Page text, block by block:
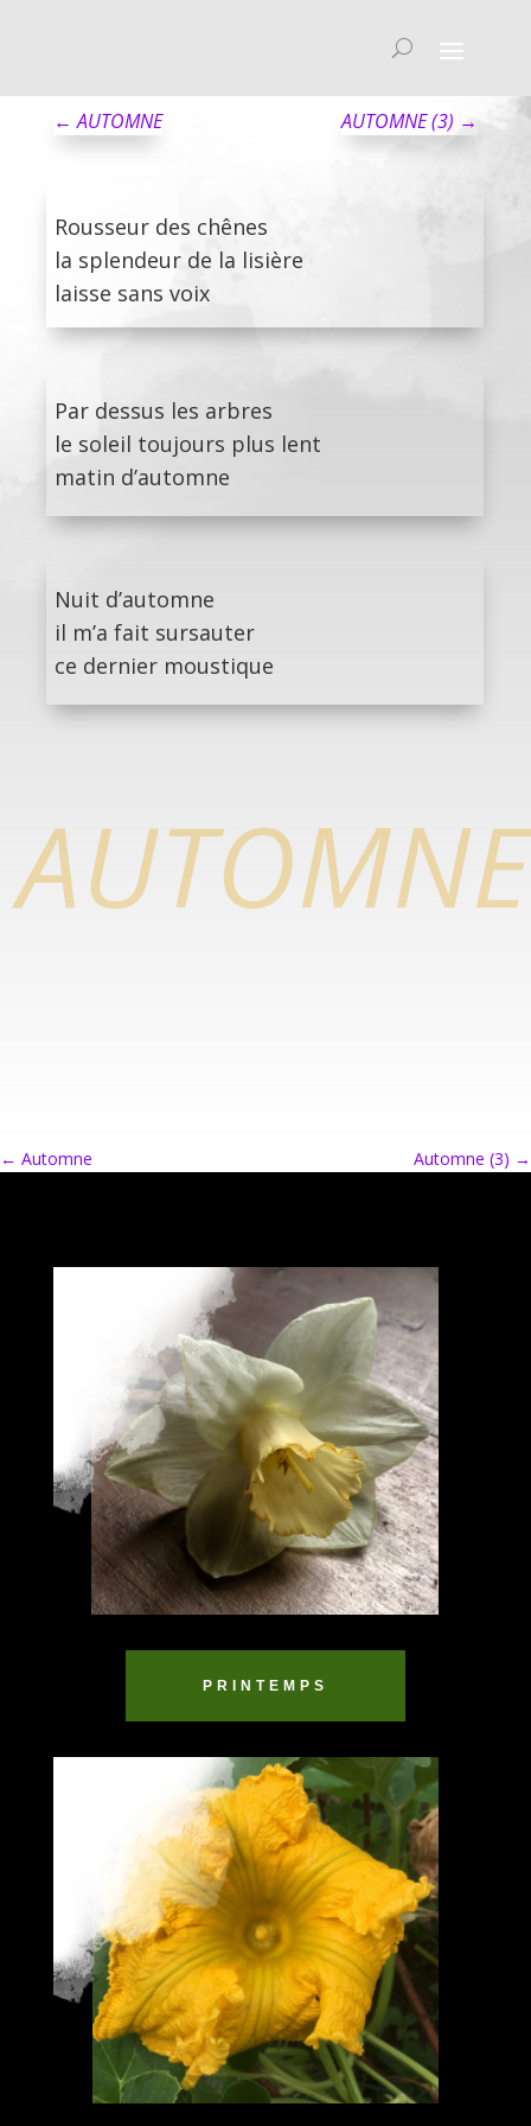
←AUTOMNE AUTOMNE (3) →
Rousseur des chênes
la splendeur de la lisière
laisse sans voix
Par dessus les arbres
le soleil toujours plus lent
matin d’automne
Nuit d’automne
il m’a fait sursauter
ce dernier moustique
AUTOMNE
← Automne Automne (3) →
PRINTEMPS